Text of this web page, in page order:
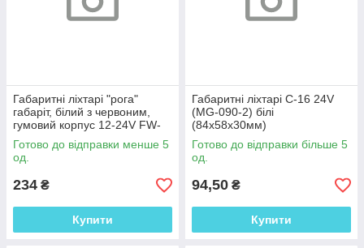
Габаритні ліхтарі "рога"
габаріт, білий з червоним,
гумовий корпус 12-24V FW-
K2
Готово до відправки менше 5
од.
234 ₴
Купити
Габаритні ліхтарі C-16 24V
(MG-090-2) білі
(84х58х30мм)
Готово до відправки більше 5
од.
94,50 ₴
Купити